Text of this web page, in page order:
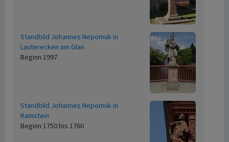
Standbild Johannes Nepomuk in
Lauterecken am Glan
Beginn 1997
Standbild Johannes Nepomuk in
Ramstein
Beginn 1750 bis 1760